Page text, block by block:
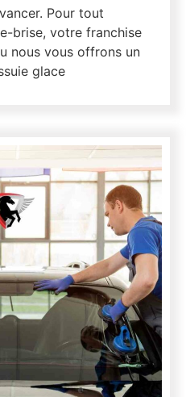
Pour tout
brise, votre franchise
nous vous offrons un
glace